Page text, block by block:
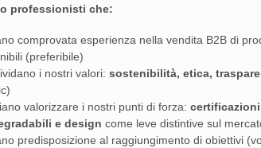
professionisti che:
comprovata esperienza nella vendita B2B di
(preferibile)
i nostri valori: sostenibilità, etica,
valorizzare i nostri punti di forza:
e design come leve distintive sul
predisposizione al raggiungimento di obiettivi